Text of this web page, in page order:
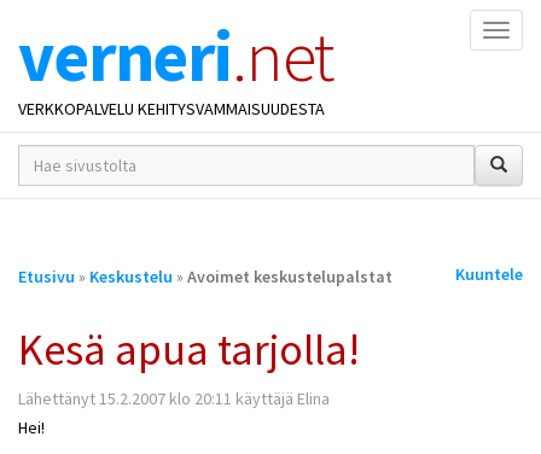
verneri.net
VERKKOPALVELU KEHITYSVAMMAISUUDESTA
hakusana(t)
*
Olet
Etusivu » Keskustelu » Avoimet keskustelupalstat Kuuntele
Kesä apua tarjolla!
Lähettänyt 15.2.2007 klo 20:11 käyttäjä Elina
Hei!